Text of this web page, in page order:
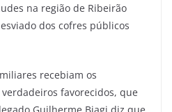
na região de Ribeirão
dos cofres públicos
recebiam os
favorecidos, que
Guilherme Biagi diz que